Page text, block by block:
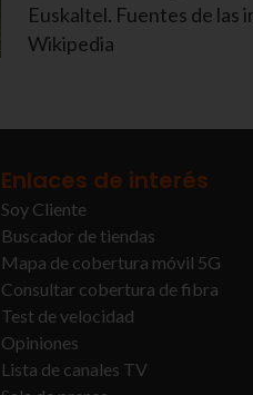
Euskaltel. Fuentes de las
Wikipedia
Enlaces de interés
Soy Cliente
Buscador de tiendas
Mapa de cobertura móvil 5G
Consultar cobertura de fibra
Test de velocidad
Opiniones
Lista de canales TV